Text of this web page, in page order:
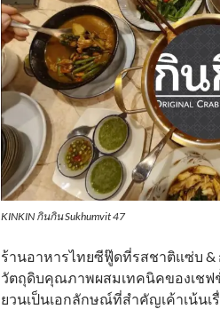
KINKIN กินกิน Sukhumvit 47
ร้านอาหารไทยซีฟู๊ดที่รสชาติแซ่บ &
วัตถุดิบคุณภาพผสมเทคนิคของเชฟ
ยวนเป็นเอกลักษณ์ที่สำคัญเค้าเน้นเ